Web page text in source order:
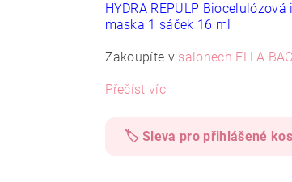
HYDRA REPULP
maska 1 sáček 16 ml
Zakoupíte v salonech ELLA
Přečíst víc
🏷️ Sleva pro přihlášené